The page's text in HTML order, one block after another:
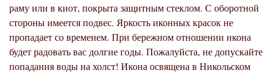
раму или в киот, покрыта защитным стеклом. С оборотной
стороны имеется подвес. Яркость иконных красок не
пропадает со временем. При бережном отношении икона
будет радовать вас долгие годы. Пожалуйста, не допускайте
попадания воды на холст! Икона освящена в Никольском